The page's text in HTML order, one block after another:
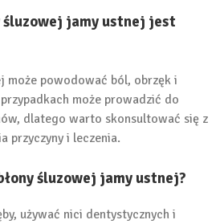
śluzowej jamy ustnej jest
może powodować ból, obrzęk i
może prowadzić do
dlatego warto skonsultować się z
przyczyny i leczenia.
śluzowej jamy ustnej?
używać nici dentystycznych i